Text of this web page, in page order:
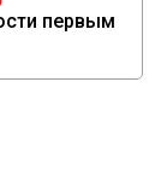
первым